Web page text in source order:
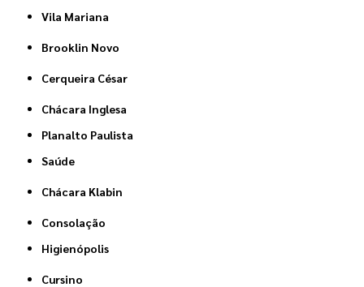
Vila Mariana
Brooklin Novo
Cerqueira César
Chácara Inglesa
Planalto Paulista
Saúde
Chácara Klabin
Consolação
Higienópolis
Cursino